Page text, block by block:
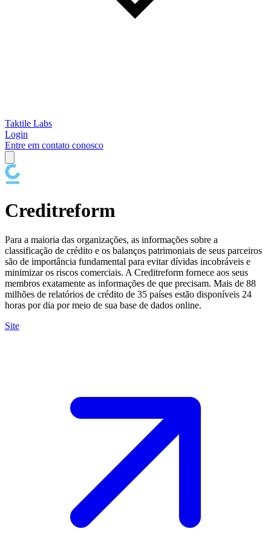
Taktile Labs
Login
Entre em contato conosco
Creditreform
Para a maioria das organizações, as informações sobre a
classificação de crédito e os balanços patrimoniais de seus parceiros
são de importância fundamental para evitar dívidas incobráveis e
minimizar os riscos comerciais. A Creditreform fornece aos seus
membros exatamente as informações de que precisam. Mais de 88
milhões de relatórios de crédito de 35 países estão disponíveis 24
horas por dia por meio de sua base de dados online.
Site